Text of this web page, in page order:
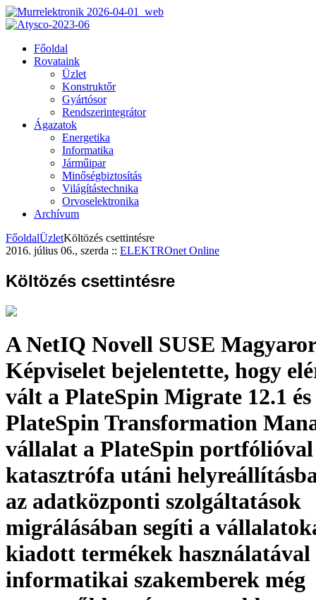
Főoldal
Rovataink
Üzlet
Konstruktőr
Gyártósor
Rendszerintegrátor
Ágazatok
Energetika
Informatika
Járműipar
Minőségbiztosítás
Világítástechnika
Orvoselektronika
Archívum
FőoldalÜzletKöltözés csettintésre
2016. július 06., szerda :: ELEKTROnet Online
Költözés csettintésre
A NetIQ Novell SUSE
Képviselet bejelentette, hogy
vált a PlateSpin Migrate 12.1 és
PlateSpin Transformation
vállalat a PlateSpin
katasztrófa utáni
az adatközponti szolgáltatások
migrálásában segíti a
kiadott termékek használatával
informatikai szakemberek még